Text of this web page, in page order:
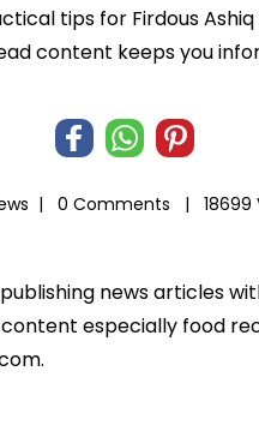
tips for Firdous
content keeps you
| 0 Comments |
news articles
especially food